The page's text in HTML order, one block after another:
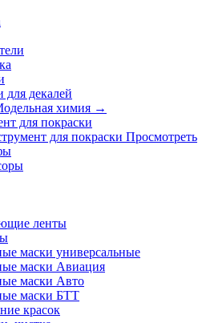
для декалей
химия →
для покраски
для покраски Просмотреть
ленты
маски универсальные
маски Авиация
маски Авто
маски БТТ
красок